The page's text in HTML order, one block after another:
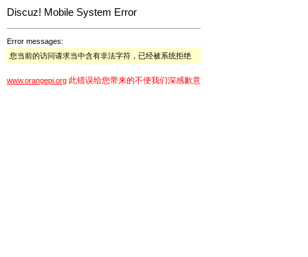
Discuz! Mobile System Error
Error messages:
您当前的访问请求当中含有非法字符，已经被系统拒绝
www.orangepi.org 此错误给您带来的不便我们深感歉意